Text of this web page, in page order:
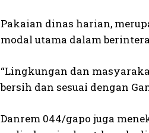
Pakaian dinas harian,
modal utama dalam
“Lingkungan dan
bersih dan sesuai dengan
Danrem 044/gapo juga